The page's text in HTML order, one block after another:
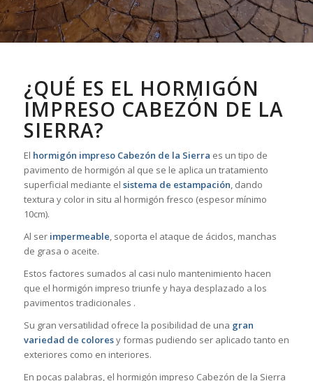
¿QUÉ ES EL HORMIGÓN
IMPRESO CABEZÓN DE LA
SIERRA?
El hormigón impreso Cabezón de la Sierra es un tipo de
pavimento de hormigón al que se le aplica un tratamiento
superficial mediante el sistema de estampación, dando
textura y color in situ al hormigón fresco (espesor mínimo
10cm).
Al ser impermeable, soporta el ataque de ácidos, manchas
de grasa o aceite.
Estos factores sumados al casi nulo mantenimiento hacen
que el hormigón impreso triunfe y haya desplazado a los
pavimentos tradicionales .
Su gran versatilidad ofrece la posibilidad de una gran
variedad de coloresy formas pudiendo ser aplicado tanto en
exteriores como en interiores.
En pocas palabras, el hormigón impreso Cabezón de la Sierra